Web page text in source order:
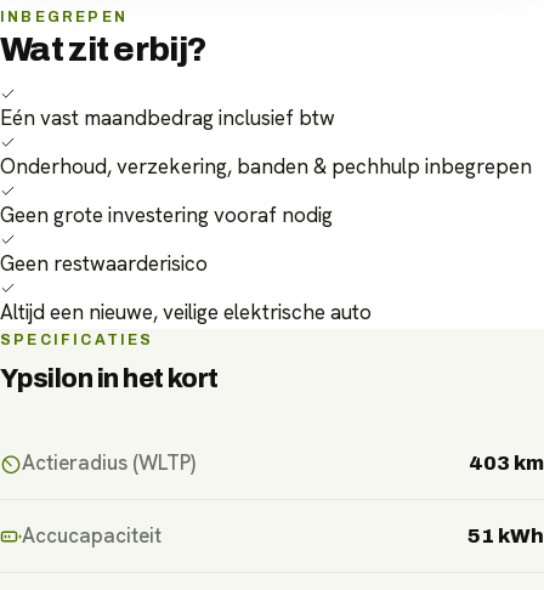
INBEGREPEN
Wat zit erbij?
Eén vast maandbedrag inclusief btw
Onderhoud, verzekering, banden & pechhulp inbegrepen
Geen grote investering vooraf nodig
Geen restwaarderisico
Altijd een nieuwe, veilige elektrische auto
SPECIFICATIES
Ypsilon in het kort
Actieradius (WLTP) 403 km
Accucapaciteit 51 kWh